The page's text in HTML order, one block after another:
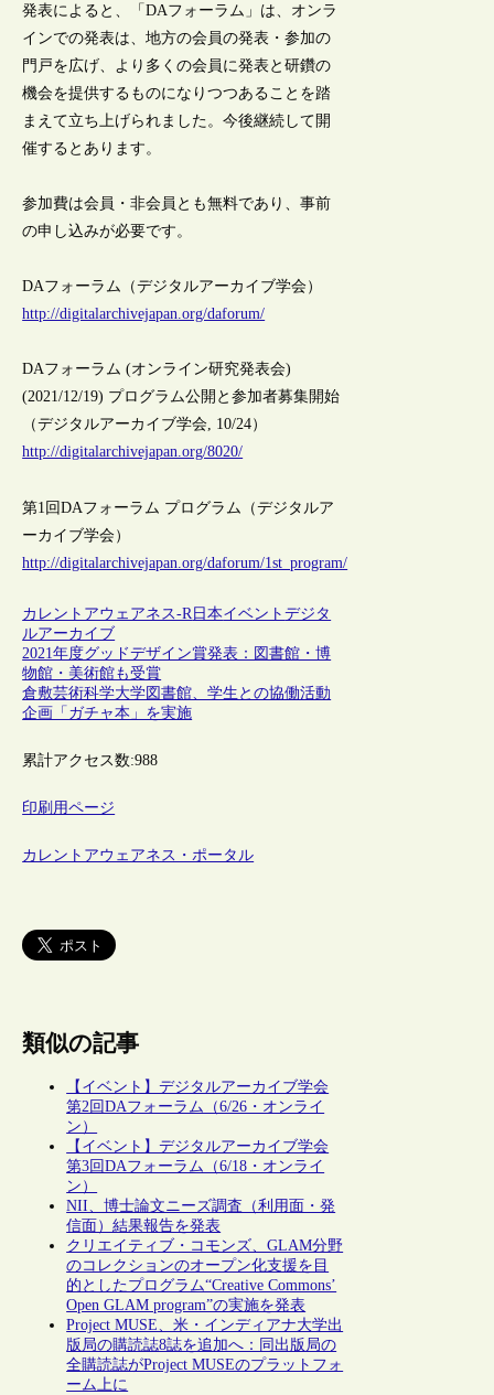
発表によると、「DAフォーラム」は、オンラ
インでの発表は、地方の会員の発表・参加の
門戸を広げ、より多くの会員に発表と研鑽の
機会を提供するものになりつつあることを踏
まえて立ち上げられました。今後継続して開
催するとあります。
参加費は会員・非会員とも無料であり、事前
の申し込みが必要です。
DAフォーラム（デジタルアーカイブ学会）
http://digitalarchivejapan.org/daforum/
DAフォーラム (オンライン研究発表会)
(2021/12/19) プログラム公開と参加者募集開始
（デジタルアーカイブ学会, 10/24）
http://digitalarchivejapan.org/8020/
第1回DAフォーラム プログラム（デジタルア
ーカイブ学会）
http://digitalarchivejapan.org/daforum/1st_program/
カレントアウェアネス-R 日本イベントデジタ
ルアーカイブ
2021年度グッドデザイン賞発表：図書館・博
物館・美術館も受賞
倉敷芸術科学大学図書館、学生との協働活動
企画「ガチャ本」を実施
累計アクセス数:988
印刷用ページ
カレントアウェアネス・ポータル
類似の記事
【イベント】デジタルアーカイブ学会
第2回DAフォーラム（6/26・オンライ
ン）
【イベント】デジタルアーカイブ学会
第3回DAフォーラム（6/18・オンライ
ン）
NII、博士論文ニーズ調査（利用面・発
信面）結果報告を発表
クリエイティブ・コモンズ、GLAM分野
のコレクションのオープン化支援を目
的としたプログラム“Creative Commons’
Open GLAM program”の実施を発表
Project MUSE、米・インディアナ大学出
版局の購読誌8誌を追加へ：同出版局の
全購読誌がProject MUSEのプラットフォ
ーム上に